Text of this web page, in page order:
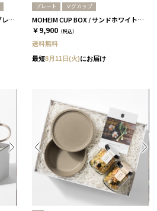
TABLE WARE BOX / SAKUZAN / グレー＆ホワイト
プレート マグカップ
MOHEIM CUP BOX / サンドホワイト＆ライトブルー［モヘイム］
￥9,900 （税込）
送料無料
最短8月11日(火)にお届け